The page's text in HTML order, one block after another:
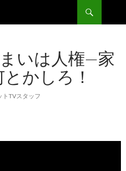
いは人権—家
かしろ！
トTVスタッフ